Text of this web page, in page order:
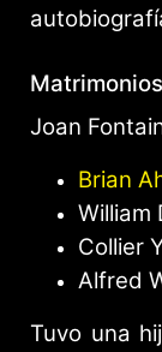
Joan
Brian
William
Collier
Alfred
Tuvo una